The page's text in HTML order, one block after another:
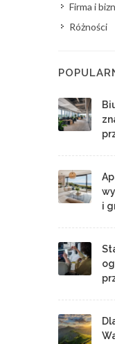
Firma i
Różności
i